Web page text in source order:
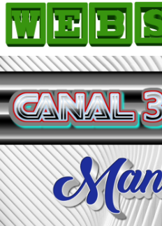
HOME
COMO ANUNCIAR
JORNAIS DO BRASIL
PODCAST/NOTÍCIAS
AS NOTÍCIAS DO DIA
ACONTECEU...VIROU MANCHETE!
BLOGS & COLUNAS